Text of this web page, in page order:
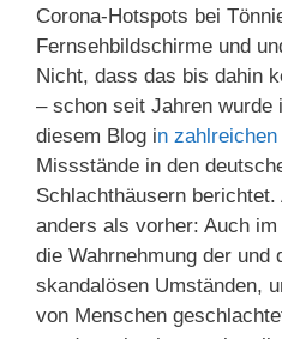
Corona-Hotspots bei
Fernsehbildschirme und
Nicht, dass das bis dahin
– schon seit Jahren wurde
diesem Blog in
Missstände in den
Schlachthäusern
anders als vorher: Auch
die Wahrnehmung der und
skandalösen Umständen,
von Menschen